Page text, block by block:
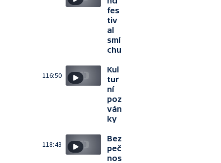
fes
tiv
al
smí
chu
116:50
Kul
tur
ní
poz
ván
ky
118:43
Bez
peč
nos